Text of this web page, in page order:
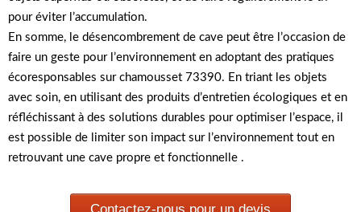
pour éviter l’accumulation.
En somme, le désencombrement de cave peut être l’occasion de
faire un geste pour l’environnement en adoptant des pratiques
écoresponsables sur chamousset 73390. En triant les objets
avec soin, en utilisant des produits d’entretien écologiques et en
réfléchissant à des solutions durables pour optimiser l’espace, il
est possible de limiter son impact sur l’environnement tout en
retrouvant une cave propre et fonctionnelle .